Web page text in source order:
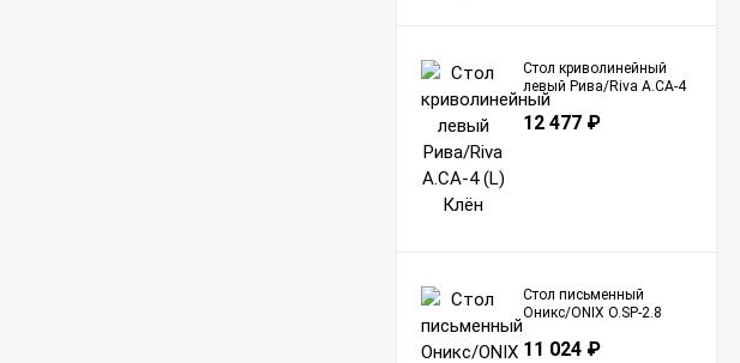
Стол криволинейный
левый Рива/Riva А.СА-4
(L) Клён
12 477 ₽
Стол письменный
Оникс/ONIX O.SP-2.8
11 024 ₽